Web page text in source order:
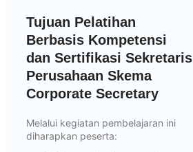
Tujuan Pelatihan
Berbasis Kompetensi
dan Sertifikasi Sekretaris
Perusahaan Skema
Corporate Secretary
Melalui kegiatan pembelajaran ini
diharapkan peserta: